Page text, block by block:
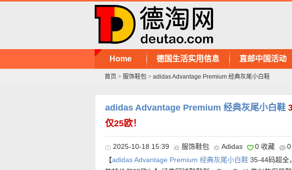
Home 德国生活实用信息 直邮中国活动
首页 > 服饰鞋包 > adidas Advantage Premium 经典灰尾小白鞋
adidas Advantage Premium 经典灰尾小白鞋
仅25欧！
2025-10-18 15:39 服饰鞋包 Adidas 0 收藏
【adidas Advantage Premium 经典灰尾小白鞋 35-44码超全